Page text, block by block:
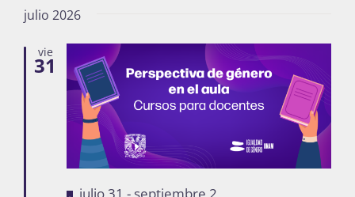
julio 2026
vie
31
Destacadas